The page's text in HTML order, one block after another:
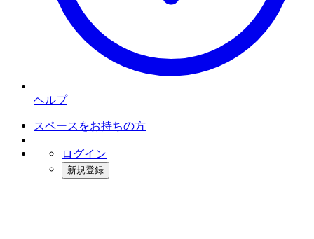
ヘルプ
スペースをお持ちの方
ログイン
新規登録